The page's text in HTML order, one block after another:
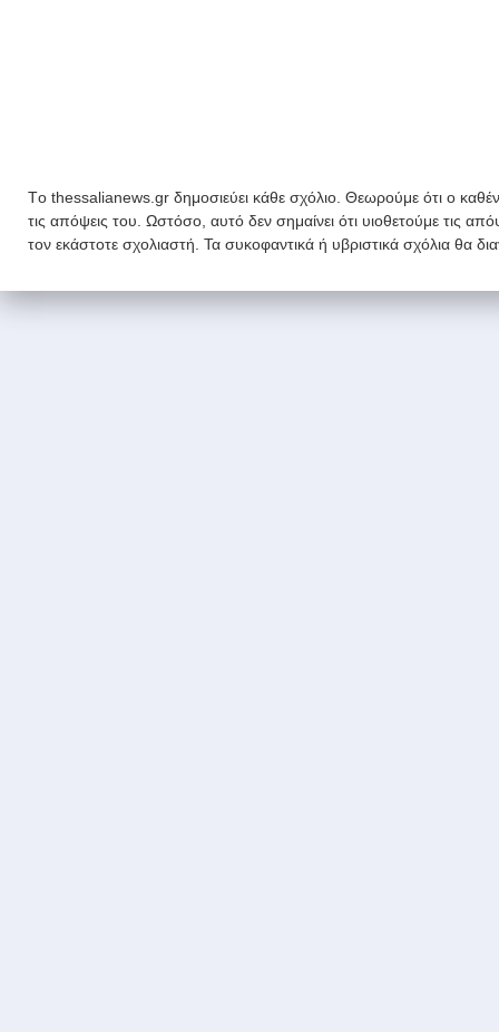
Tο thessalianews.gr δημοσιεύει κάθε σχόλιο. Θεωρούμε ότι ο
τις απόψεις του. Ωστόσο, αυτό δεν σημαίνει ότι υιοθετούμε τις
τον εκάστοτε σχολιαστή. Τα συκοφαντικά ή υβριστικά σχόλια θα